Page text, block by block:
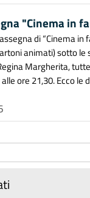
"Cinema in
di “Cinema in
animati) sotto le
Margherita,
ore 21,30. Ecco le